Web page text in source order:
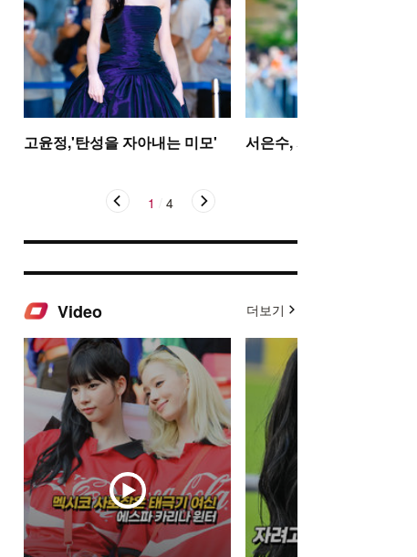
고윤정,'탄성을 자아내는 미모' 서은수, 사뿐사뿐
1 4
Video 더보기